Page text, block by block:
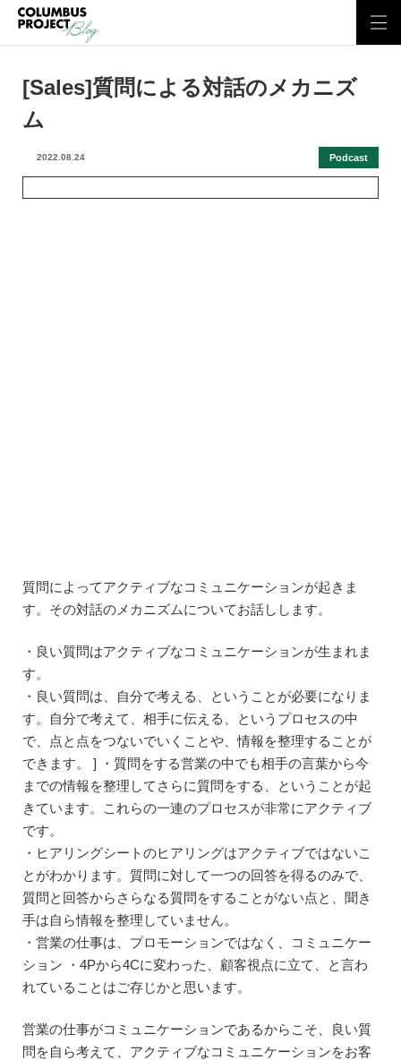
[Sales]質問による対話のメカニズ
ム
2022.08.24 Podcast
質問によってアクティブなコミュニケーションが起きま
す。その対話のメカニズムについてお話しします。
・良い質問はアクティブなコミュニケーションが生まれま
す。
・良い質問は、自分で考える、ということが必要になりま
す。自分で考えて、相手に伝える、というプロセスの中
で、点と点をつないでいくことや、情報を整理することが
できます。 ] ・質問をする営業の中でも相手の言葉から今
までの情報を整理してさらに質問をする、ということが起
きています。これらの一連のプロセスが非常にアクティブ
です。
・ヒアリングシートのヒアリングはアクティブではないこ
とがわかります。質問に対して一つの回答を得るのみで、
質問と回答からさらなる質問をすることがない点と、聞き
手は自ら情報を整理していません。
・営業の仕事は、プロモーションではなく、コミュニケー
ション ・4Pから4Cに変わった、顧客視点に立て、と言わ
れていることはご存じかと思います。
営業の仕事がコミュニケーションであるからこそ、良い質
問を自ら考えて、アクティブなコミュニケーションをお客